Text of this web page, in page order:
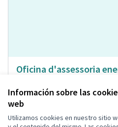
Información sobre las
web
Utilizamos cookies en nuestro sitio
Oficina d'assessoria
veïnes, i comunitats de